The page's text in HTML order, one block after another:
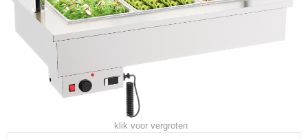
klik voor vergroten